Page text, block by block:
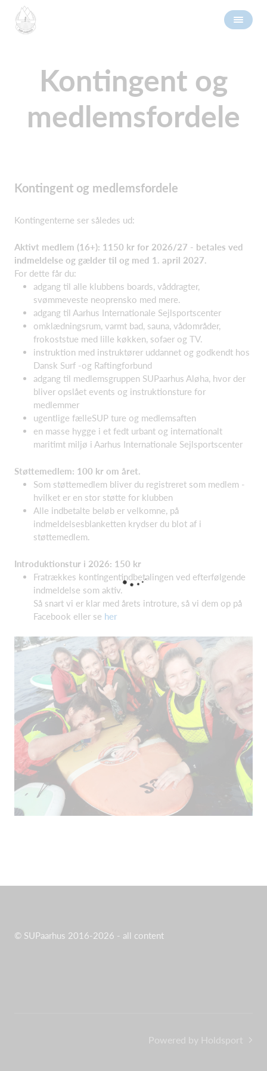
Kontingent og
medlemsfordele
Kontingent og medlemsfordele
Kontingenterne ser således ud:
Aktivt medlem (16+): 1150 kr for 2026/27 - betales ved
indmeldelse og gælder til og med 1. april 2027.
For dette får du:
adgang til alle klubbens boards, våddragter,
svømmeveste neoprensko med mere.
adgang til Aarhus Internationale Sejlsportscenter
omklædningsrum, varmt bad, sauna, vådområder,
frokoststue med lille køkken, sofaer og TV.
instruktion med instruktører uddannet og godkendt hos
Dansk Surf -og Raftingforbund
adgang til medlemsgruppen SUPaarhus Aløha, hvor der
bliver opslået events og instruktionsture for
medlemmer
ugentlige fælleSUP ture og medlemsaften
en masse hygge i et fedt urbant og internationalt
maritimt miljø i Aarhus Internationale Sejlsportscenter
Støttemedlem: 100 kr om året.
Som støttemedlem bliver du registreret som medlem -
hvilket er en stor støtte for klubben
Alle indbetalte beløb er velkomne, på
indmeldelsesblanketten krydser du blot af i
støttemedlem.
Introduktionstur i 2026: 150 kr
Fratrækkes kontingentindbetalingen ved efterfølgende
indmeldelse som aktiv.
Så snart vi er klar med årets introture, så vi dem op på
Facebook eller se her
© SUPaarhus 2016-2026 - all content
Powered by Holdsport